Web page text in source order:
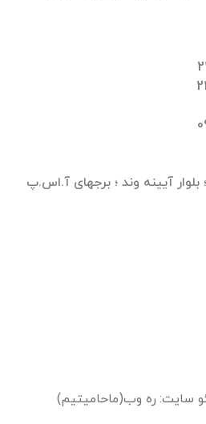
آیینه وند ؛ برجهای آ.اس.پ
سایت: ره وب(ماحامیتیم)